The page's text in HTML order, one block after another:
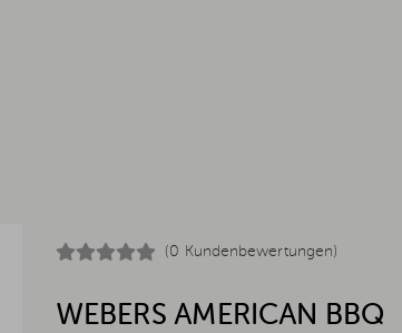
(0 Kundenbewertungen)
WEBERS AMERICAN BBQ